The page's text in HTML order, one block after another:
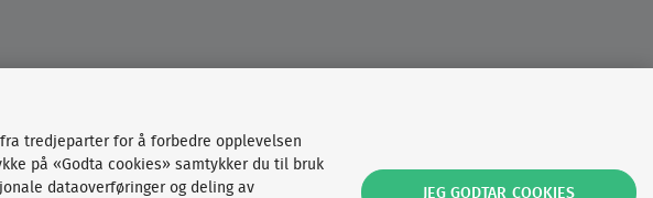
tredjeparter for å forbedre opplevelsen
på «Godta cookies» samtykker du til bruk
dataoverføringer og deling av
JEG GODTAR COOKIES